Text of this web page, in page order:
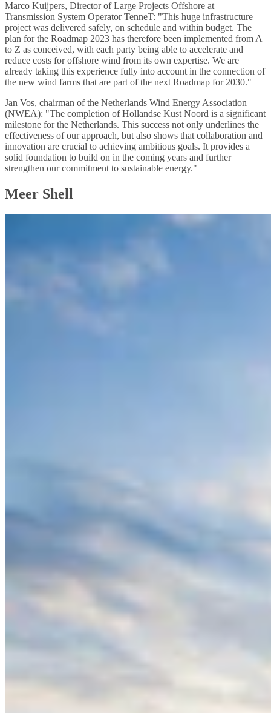
Marco Kuijpers, Director of Large Projects Offshore at
Transmission System Operator TenneT: "This huge infrastructure
project was delivered safely, on schedule and within budget. The
plan for the Roadmap 2023 has therefore been implemented from A
to Z as conceived, with each party being able to accelerate and
reduce costs for offshore wind from its own expertise. We are
already taking this experience fully into account in the connection of
the new wind farms that are part of the next Roadmap for 2030."
Jan Vos, chairman of the Netherlands Wind Energy Association
(NWEA): "The completion of Hollandse Kust Noord is a significant
milestone for the Netherlands. This success not only underlines the
effectiveness of our approach, but also shows that collaboration and
innovation are crucial to achieving ambitious goals. It provides a
solid foundation to build on in the coming years and further
strengthen our commitment to sustainable energy."
Meer Shell